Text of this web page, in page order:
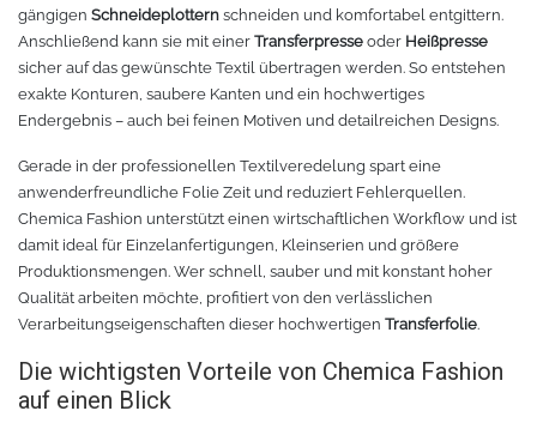
Transferfolie
Chemica Quickflex
Chemica Hotmark Revolution
Chemica Bling-Bling
Chemica Allmark
Sonnenschutzfolie für Autos
Ausrüstung
Rollenhalter
infokarten
Rollenständer
Materialrollen
Teflonkissen
gängigen Schneideplottern schneiden und komfortabel entgittern.
Anschließend kann sie mit einer Transferpresse oder Heißpresse
sicher auf das gewünschte Textil übertragen werden. So entstehen
exakte Konturen, saubere Kanten und ein hochwertiges
Endergebnis – auch bei feinen Motiven und detailreichen Designs.
Gerade in der professionellen Textilveredelung spart eine
anwenderfreundliche Folie Zeit und reduziert Fehlerquellen.
Chemica Fashion unterstützt einen wirtschaftlichen Workflow und ist
damit ideal für Einzelanfertigungen, Kleinserien und größere
Produktionsmengen. Wer schnell, sauber und mit konstant hoher
Qualität arbeiten möchte, profitiert von den verlässlichen
Verarbeitungseigenschaften dieser hochwertigen Transferfolie.
Die wichtigsten Vorteile von Chemica Fashion
auf einen Blick